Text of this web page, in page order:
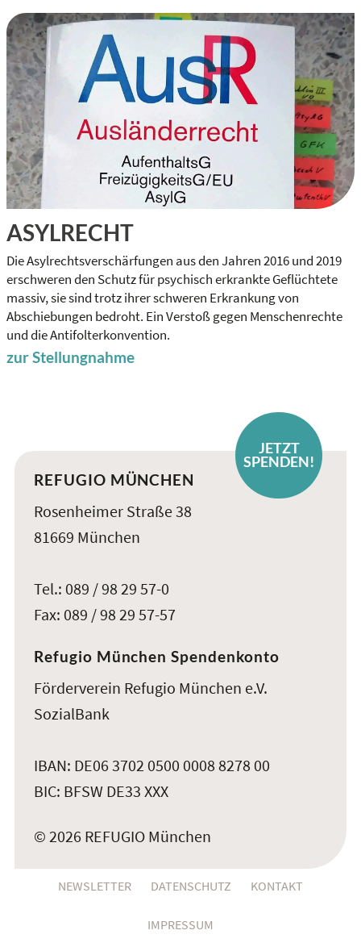
ASYLRECHT
Die Asylrechtsverschärfungen aus den Jahren 2016 und 2019
erschweren den Schutz für psychisch erkrankte Geflüchtete
massiv, sie sind trotz ihrer schweren Erkrankung von
Abschiebungen bedroht. Ein Verstoß gegen Menschenrechte
und die Antifolterkonvention.
zur Stellungnahme
JETZT
SPENDEN!
REFUGIO MÜNCHEN
Rosenheimer Straße 38
81669 München
Tel.: 089 / 98 29 57-0
Fax: 089 / 98 29 57-57
Refugio München Spendenkonto
Förderverein Refugio München e.V.
SozialBank
IBAN: DE06 3702 0500 0008 8278 00
BIC: BFSW DE33 XXX
© 2026 REFUGIO München
NEWSLETTER DATENSCHUTZ KONTAKT
IMPRESSUM